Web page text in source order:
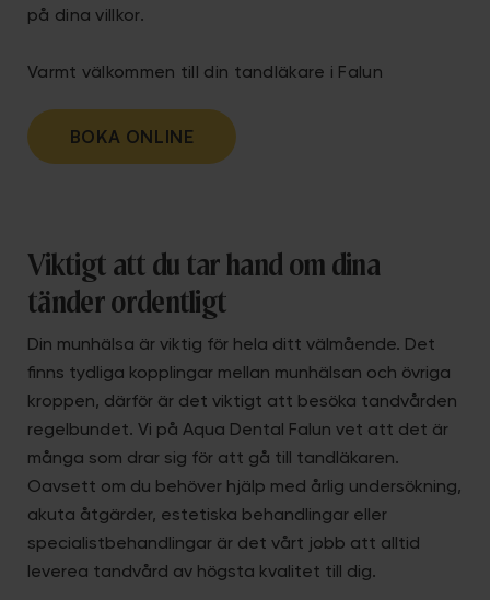
på dina villkor.
Varmt välkommen till din tandläkare i Falun
BOKA ONLINE
Viktigt att du tar hand om dina
tänder ordentligt
Din munhälsa är viktig för hela ditt välmående. Det
finns tydliga kopplingar mellan munhälsan och övriga
kroppen, därför är det viktigt att besöka tandvården
regelbundet. Vi på Aqua Dental Falun vet att det är
många som drar sig för att gå till tandläkaren.
Oavsett om du behöver hjälp med årlig undersökning,
akuta åtgärder, estetiska behandlingar eller
specialistbehandlingar är det vårt jobb att alltid
leverea tandvård av högsta kvalitet till dig.